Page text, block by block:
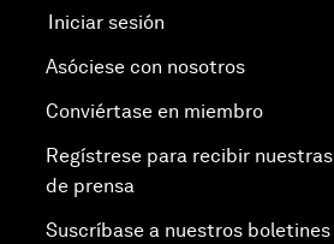
Iniciar sesión
Asóciese con nosotros
Conviértase en miembro
Regístrese para recibir
de prensa
Suscríbase a nuestros boletines